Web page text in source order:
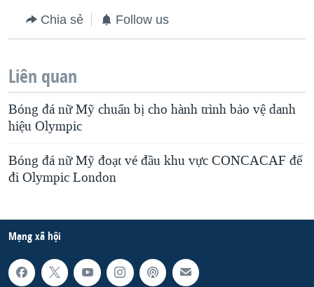
Chia sẻ Follow us
Liên quan
Bóng đá nữ Mỹ chuẩn bị cho hành trình bảo vệ danh
hiệu Olympic
Bóng đá nữ Mỹ đoạt vé đầu khu vực CONCACAF để
đi Olympic London
Mạng xã hội